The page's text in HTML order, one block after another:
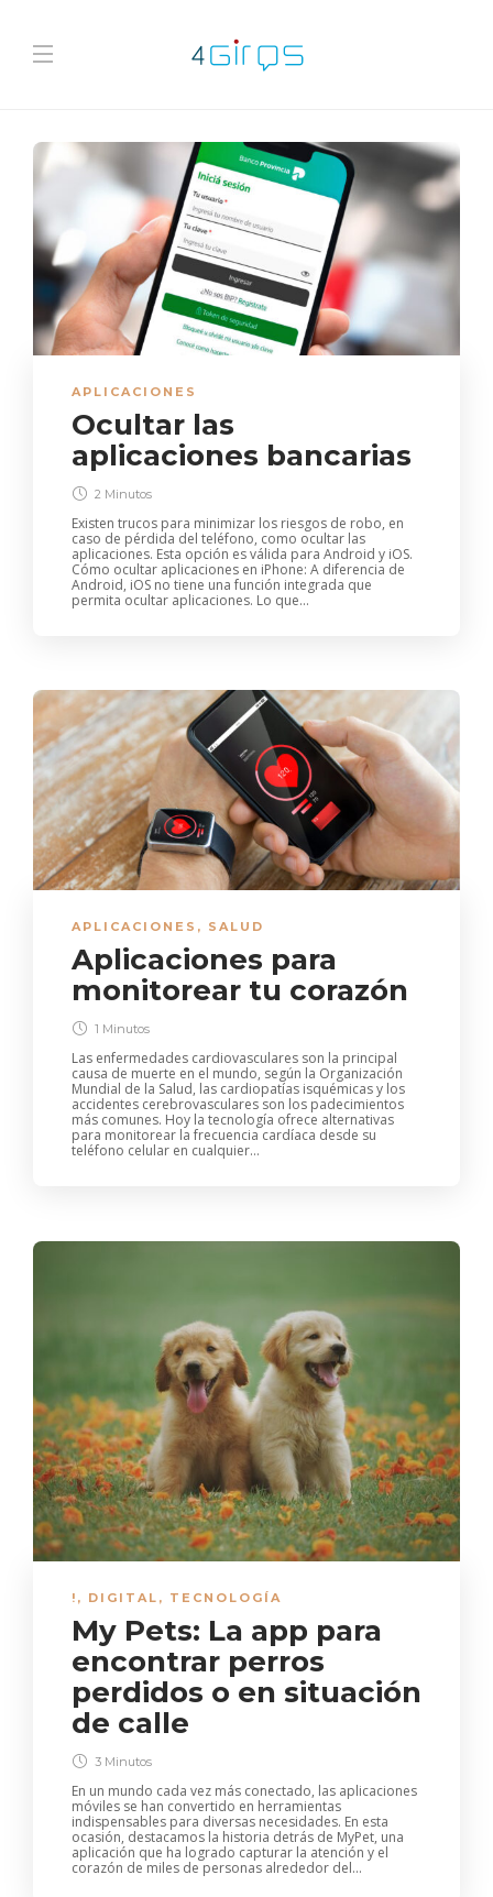
APLICACIONES
Ocultar las
aplicaciones bancarias
2 Minutos
Existen trucos para minimizar los riesgos de robo, en
caso de pérdida del teléfono, como ocultar las
aplicaciones. Esta opción es válida para Android y iOS.
Cómo ocultar aplicaciones en iPhone: A diferencia de
Android, iOS no tiene una función integrada que
permita ocultar aplicaciones. Lo que...
APLICACIONES , SALUD
Aplicaciones para
monitorear tu corazón
1 Minutos
Las enfermedades cardiovasculares son la principal
causa de muerte en el mundo, según la Organización
Mundial de la Salud, las cardiopatías isquémicas y los
accidentes cerebrovasculares son los padecimientos
más comunes. Hoy la tecnología ofrece alternativas
para monitorear la frecuencia cardíaca desde su
teléfono celular en cualquier...
! , DIGITAL , TECNOLOGÍA
My Pets: La app para
encontrar perros
perdidos o en situación
de calle
3 Minutos
En un mundo cada vez más conectado, las aplicaciones
móviles se han convertido en herramientas
indispensables para diversas necesidades. En esta
ocasión, destacamos la historia detrás de MyPet, una
aplicación que ha logrado capturar la atención y el
corazón de miles de personas alrededor del...